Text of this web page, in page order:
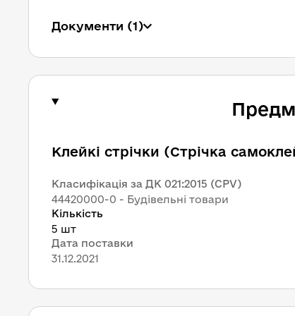
Документи (1)
Клейкі стрічки (Стрічка
Класифікація за ДК 021:2015 (CPV)
44420000-0 - Будівельні товари
Кількість
5 шт
Дата поставки
31.12.2021